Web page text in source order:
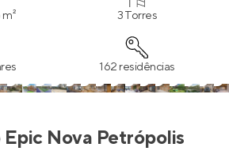
3 Torres
162 residências
Epic Nova Petrópolis